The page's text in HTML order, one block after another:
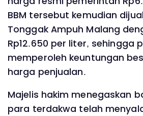
BBM tersebut kemudian
Tonggak Ampuh Malang
Rp12.650 per liter, sehingga
memperoleh keuntungan
harga penjualan.
Majelis hakim menegaskan
para terdakwa telah